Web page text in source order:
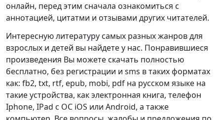
онлайн, перед этим сначала ознакомиться с
аннотацией, цитатми и отзывами других читателей.
Интересную литературу самых разных жанров для
взрослых и детей вы найдете у нас. Понравившиеся
произведения Вы можете скачать полностью
бесплатно, без регистрации и sms в таких форматах
как: fb2, txt, rtf, epub, mobi, pdf на русском языке на
такие устройства, как электронная книга, телефон
Iphone, IPad с ОС iOS или Android, а также